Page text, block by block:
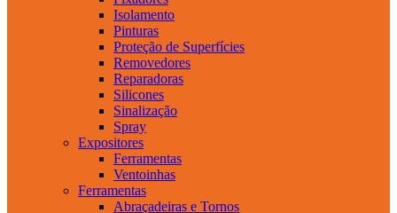
Isolamento
Pinturas
Proteção de Superfícies
Removedores
Reparadoras
Silicones
Sinalização
Spray
Expositores
Ferramentas
Ventoinhas
Ferramentas
Abraçadeiras e Tornos